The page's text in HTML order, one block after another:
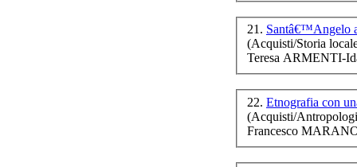
21. Santâ€™Angelo
(Acquisti/Storia
Teresa ARMENTI-
22. Etnografia con
(Acquisti/
Francesco